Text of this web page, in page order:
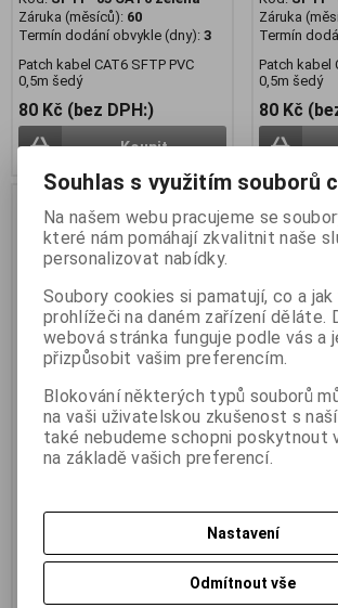
Záruka (měsíců): 60
Termín dodání obvykle (dny): 3
Patch kabel CAT6 SFTP PVC
0,5m šedý
80 Kč (bez DPH:)
Koupit
Záruka
Termín
Patch kabel
0,5m šedý
80 Kč
Patch kabel CAT6 SFTP PVC
1m šedý snag-proof
Termín dodání obvykle (dny):3
Patch kabel CAT6 SFTP PVC 1m
šedý
Patch
1m
Termín
Patch kabel
šedý
92 Kč
Souhlas s využitím souborů
Na našem webu pracujeme se
které nám pomáhají zkvalitnit naše
personalizovat nabídky.
Soubory cookies si pamatují, co a jak
prohlížeči na daném zařízení děláte.
webová stránka funguje podle vás a
přizpůsobit vašim preferencím.
Blokování některých typů souborů
na vaši uživatelskou zkušenost s
také nebudeme schopni poskytnout
na základě vašich preferencí.
Nastavení
Odmítnout vše